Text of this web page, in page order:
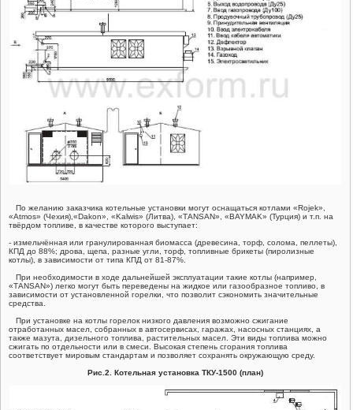
КЛАПАНЫ ПРЕДОХРАНИТЕЛЬНЫЕ
ФИЛЬТРЫ ГАЗОВЫЕ ФГ
ГАЗОВЫЕ ШАРОВЫЕ КРАНЫ ГШК
ЗАПОРНАЯ АРМАТУРА
СЧЕТЧИКИ ГАЗА
По желанию заказчика котельные установки могут оснащаться котлами «Rojek»,
«Atmos» (Чехия),«Dakon», «Kalwis» (Литва), «ТANSAN», «BAYMAK» (Турция) и т.п. на
твёрдом топливе, в качестве которого выступает:
- измельчённая или гранулированная биомасса (древесина, торф, солома, пеллеты),
КПД до 88%; дрова, щепа, разные угли, торф, топливные брикеты (пиролизные
котлы), в зависимости от типа КПД от 81-87%.
При необходимости в ходе дальнейшей эксплуатации такие котлы (например,
«ТANSAN») легко могут быть переведены на жидкое или газообразное топливо, в
зависимости от установленной горелки, что позволит сэкономить значительные
средства.
При установке на котлы горелок низкого давления возможно сжигание
отработанных масел, собранных в автосервисах, гаражах, насосных станциях, а
также мазута, дизельного топлива, растительных масел. Эти виды топлива можно
сжигать по отдельности или в смеси. Высокая степень сгорания топлива
соответствует мировым стандартам и позволяет сохранять окружающую среду.
Рис.2. Котельная установка ТКУ-1500 (план)